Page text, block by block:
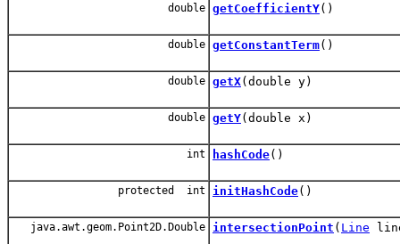
double getCoefficientY()
double getConstantTerm()
double getX(double y)
double getY(double x)
int hashCode()
protected int initHashCode()
java.awt.geom.Point2D.Double intersectionPoint ( Line